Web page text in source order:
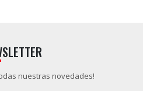
nuestras novedades!